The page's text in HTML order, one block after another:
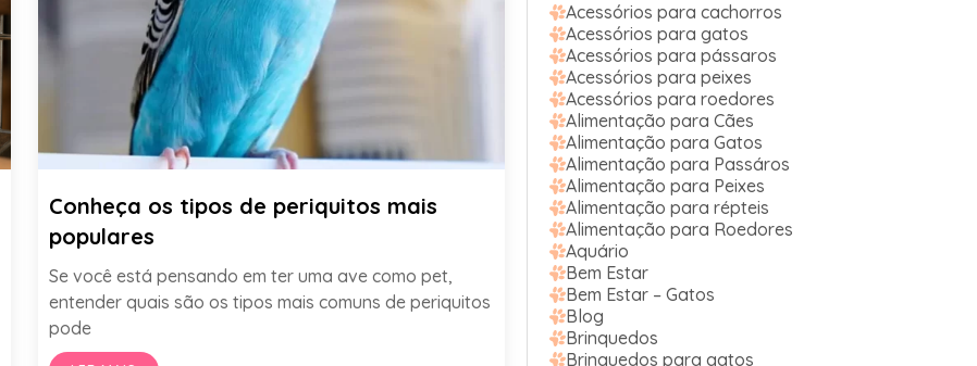
Conheça os tipos de periquitos mais
populares
Se você está pensando em ter uma ave como pet,
entender quais são os tipos mais comuns de periquitos
pode
Acessórios para cachorros
Acessórios para gatos
Acessórios para pássaros
Acessórios para peixes
Acessórios para roedores
Alimentação para Cães
Alimentação para Gatos
Alimentação para Passáros
Alimentação para Peixes
Alimentação para répteis
Alimentação para Roedores
Aquário
Bem Estar
Bem Estar – Gatos
Blog
Brinquedos
Brinquedos para gatos